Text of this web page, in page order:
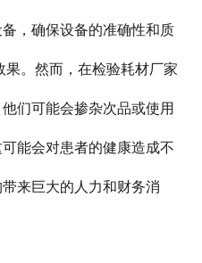
联系方式
，确保设备的准确性和质
。然而，在检验耗材厂家
们可能会掺杂次品或使用
能会对患者的健康造成不
来巨大的人力和财务消